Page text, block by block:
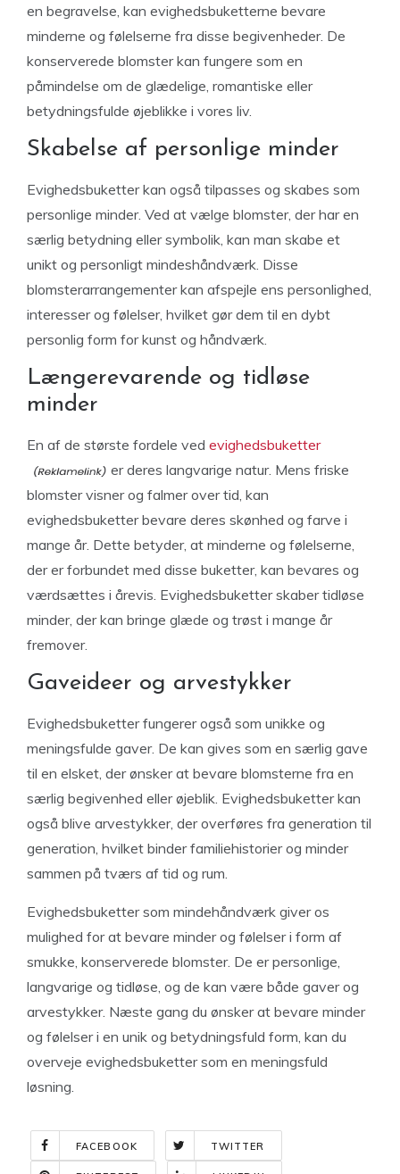
en begravelse, kan evighedsbuketterne bevare
minderne og følelserne fra disse begivenheder. De
konserverede blomster kan fungere som en
påmindelse om de glædelige, romantiske eller
betydningsfulde øjeblikke i vores liv.
Skabelse af personlige minder
Evighedsbuketter kan også tilpasses og skabes som
personlige minder. Ved at vælge blomster, der har en
særlig betydning eller symbolik, kan man skabe et
unikt og personligt mindeshåndværk. Disse
blomsterarrangementer kan afspejle ens personlighed,
interesser og følelser, hvilket gør dem til en dybt
personlig form for kunst og håndværk.
Længerevarende og tidløse
minder
En af de største fordele ved evighedsbuketter
er deres langvarige natur. Mens friske
blomster visner og falmer over tid, kan
evighedsbuketter bevare deres skønhed og farve i
mange år. Dette betyder, at minderne og følelserne,
der er forbundet med disse buketter, kan bevares og
værdsættes i årevis. Evighedsbuketter skaber tidløse
minder, der kan bringe glæde og trøst i mange år
fremover.
Gaveideer og arvestykker
Evighedsbuketter fungerer også som unikke og
meningsfulde gaver. De kan gives som en særlig gave
til en elsket, der ønsker at bevare blomsterne fra en
særlig begivenhed eller øjeblik. Evighedsbuketter kan
også blive arvestykker, der overføres fra generation til
generation, hvilket binder familiehistorier og minder
sammen på tværs af tid og rum.
Evighedsbuketter som mindehåndværk giver os
mulighed for at bevare minder og følelser i form af
smukke, konserverede blomster. De er personlige,
langvarige og tidløse, og de kan være både gaver og
arvestykker. Næste gang du ønsker at bevare minder
og følelser i en unik og betydningsfuld form, kan du
overveje evighedsbuketter som en meningsfuld
løsning.
FACEBOOK TWITTER